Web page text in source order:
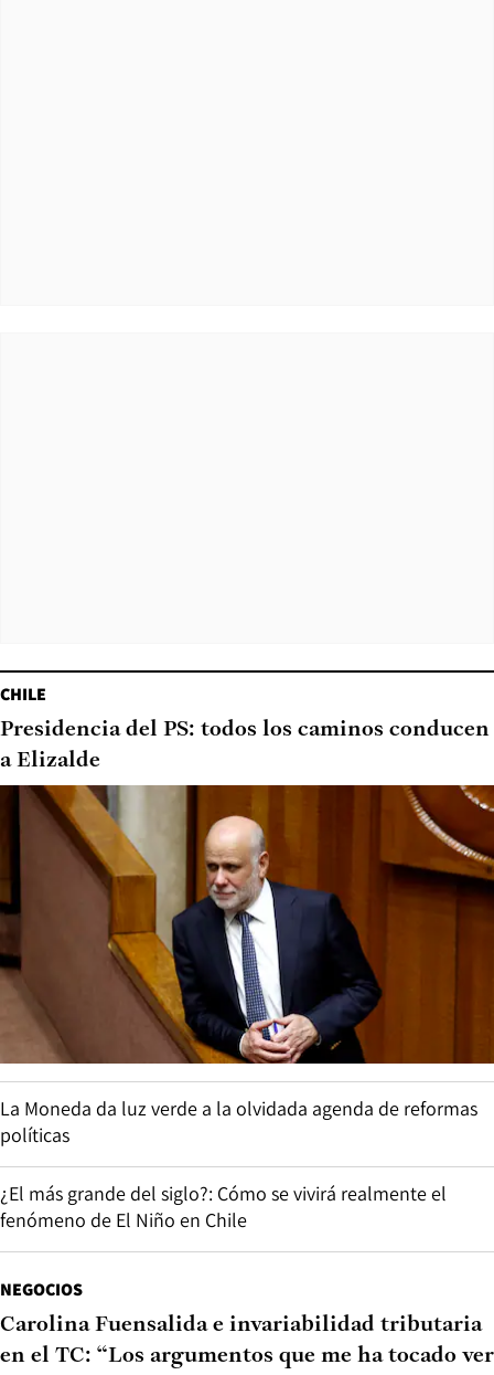
CHILE
Presidencia del PS: todos los caminos conducen
a Elizalde
La Moneda da luz verde a la olvidada agenda de reformas
políticas
¿El más grande del siglo?: Cómo se vivirá realmente el
fenómeno de El Niño en Chile
NEGOCIOS
Carolina Fuensalida e invariabilidad tributaria
en el TC: “Los argumentos que me ha tocado ver